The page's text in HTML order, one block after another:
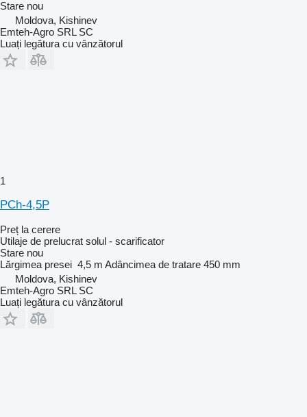
Stare nou
Moldova, Kishinev
Emteh-Agro SRL SC
Luați legătura cu vânzătorul
1
PCh-4,5P
Preț la cerere
Utilaje de prelucrat solul - scarificator
Stare nou
Lărgimea presei 4,5 m Adâncimea de tratare 450 mm
Moldova, Kishinev
Emteh-Agro SRL SC
Luați legătura cu vânzătorul